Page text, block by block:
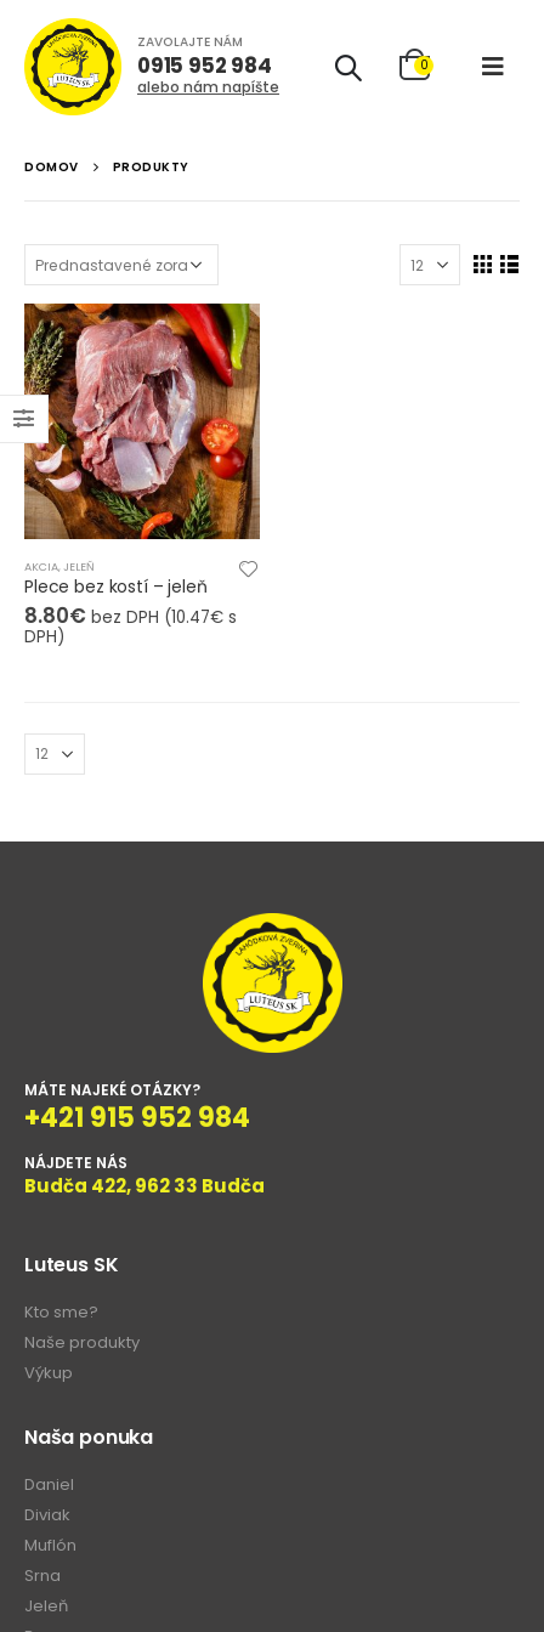
ZAVOLAJTE NÁM
0915 952 984
alebo nám napíšte
0
DOMOV PRODUKTY
AKCIA,JELEŇ
Plece bez kostí – jeleň
8.80€ bez DPH (10.47€ s
DPH)
MÁTE NAJEKÉ OTÁZKY?
+421 915 952 984
NÁJDETE NÁS
Budča 422, 962 33 Budča
Luteus SK
Kto sme?
Naše produkty
Výkup
Naša ponuka
Daniel
Diviak
Muflón
Srna
Jeleň